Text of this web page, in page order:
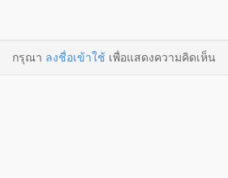
กรุณา ลงชื่อเข้าใช้เพื่อแสดงความคิดเห็น